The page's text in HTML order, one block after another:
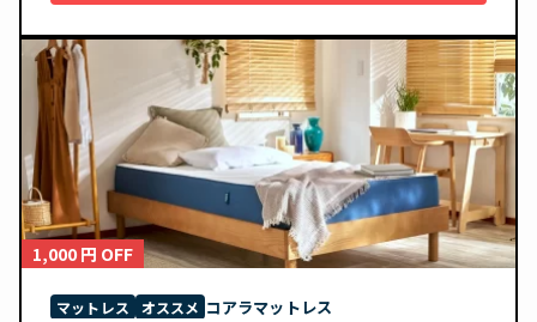
1,000 円 OFF
マットレス オススメ コアラマットレス